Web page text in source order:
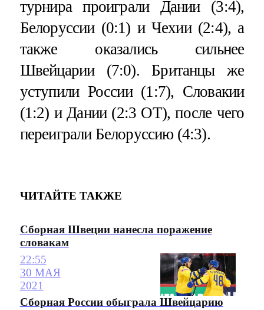
турнира проиграли Дании (3:4),
Белоруссии (0:1) и Чехии (2:4), а
также оказались сильнее
Швейцарии (7:0). Британцы же
уступили России (1:7), Словакии
(1:2) и Дании (2:3 ОТ), после чего
переиграли Белоруссию (4:3).
ЧИТАЙТЕ ТАКЖЕ
Сборная Швеции нанесла поражение
словакам
22:55
30 МАЯ
2021
Сборная России обыграла Швейцарию